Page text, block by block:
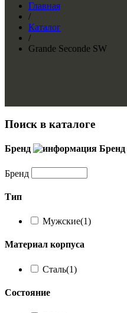
Главная
/
Каталог
/
Grande Seconde SW
Поиск в каталоге
Бренд Бренд
Бренд
Тип
Мужские(1)
Материал корпуса
Сталь(1)
Состояние